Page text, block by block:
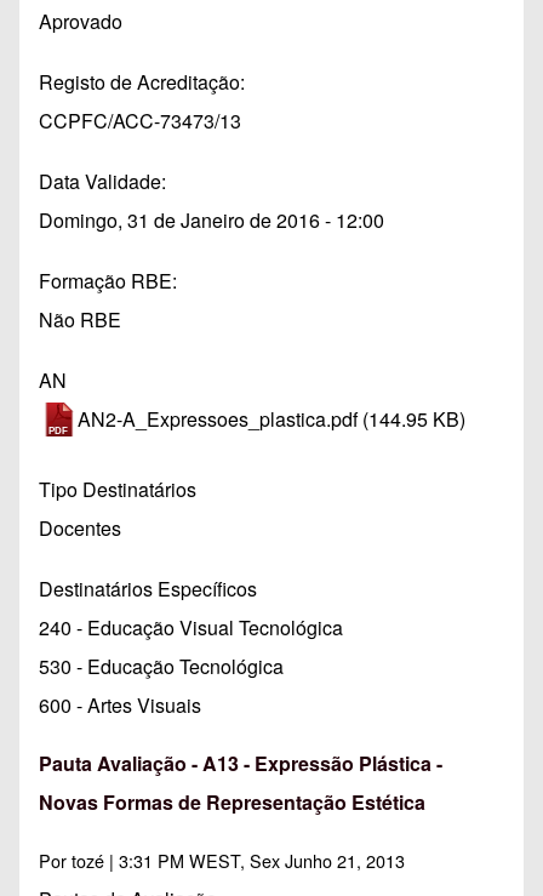
Aprovado
Registo de Acreditação
CCPFC/ACC-73473/13
Data Validade
Domingo, 31 de Janeiro de 2016 - 12:00
Formação RBE
Não RBE
AN
AN2-A_Expressoes_plastica.pdf (144.95 KB)
Tipo Destinatários
Docentes
Destinatários Específicos
240 - Educação Visual Tecnológica
530 - Educação Tecnológica
600 - Artes Visuais
Pauta Avaliação - A13 - Expressão Plástica -
Novas Formas de Representação Estética
Portozé | 3:31 PM WEST, Sex Junho 21, 2013